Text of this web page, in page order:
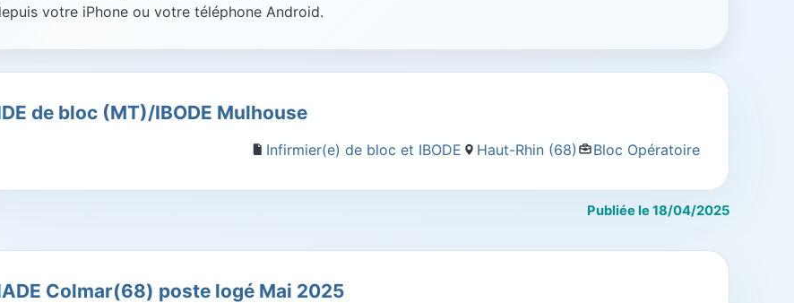
votre iPhone ou votre téléphone Android.
de bloc (MT)/IBODE Mulhouse
Infirmier(e) de bloc et IBODE Haut-Rhin (68) Bloc Opératoire
Publiée le 18/04/2025
Colmar(68) poste logé Mai 2025